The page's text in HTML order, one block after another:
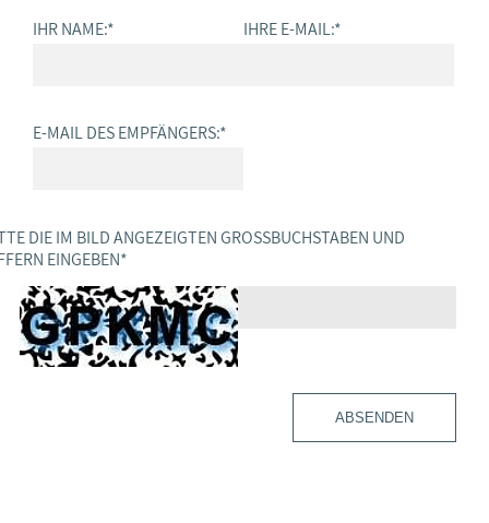
IHR NAME:* IHRE E-MAIL:*
E-MAIL DES EMPFÄNGERS:*
DIE IM BILD ANGEZEIGTEN GROSSBUCHSTABEN UND Z
EINGEBEN *
ABSENDEN